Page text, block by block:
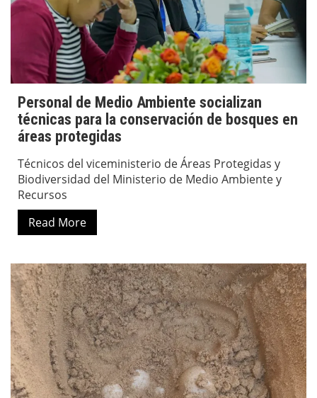
Personal de Medio Ambiente socializan
técnicas para la conservación de bosques en
áreas protegidas
Técnicos del viceministerio de Áreas Protegidas y
Biodiversidad del Ministerio de Medio Ambiente y
Recursos
Read More